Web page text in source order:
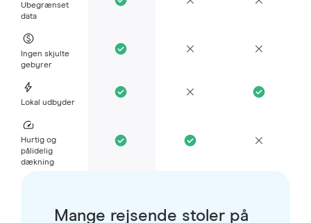
Ubegrænset
data
Ingen skjulte
gebyrer
Lokal udbyder
Hurtig og
pålidelig
dækning
Mange rejsende stoler på